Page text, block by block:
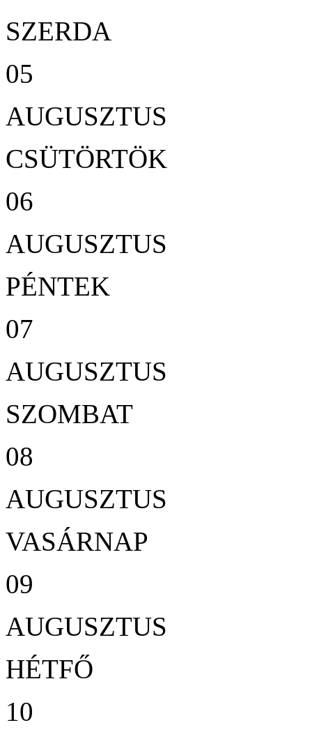
SZERDA
05
AUGUSZTUS
CSÜTÖRTÖK
06
AUGUSZTUS
PÉNTEK
07
AUGUSZTUS
SZOMBAT
08
AUGUSZTUS
VASÁRNAP
09
AUGUSZTUS
HÉTFŐ
10